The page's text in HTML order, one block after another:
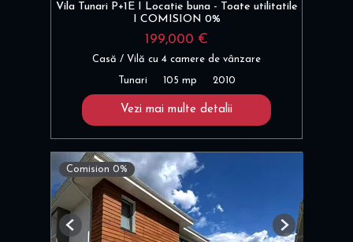
Vila Tunari P+1E I Locatie buna - Toate utilitatile
I COMISION 0%
199,000 €
Casă / Vilă cu 4 camere de vânzare
Tunari 105 mp 2010
Vezi mai multe detalii
Comision 0%
Previous Next